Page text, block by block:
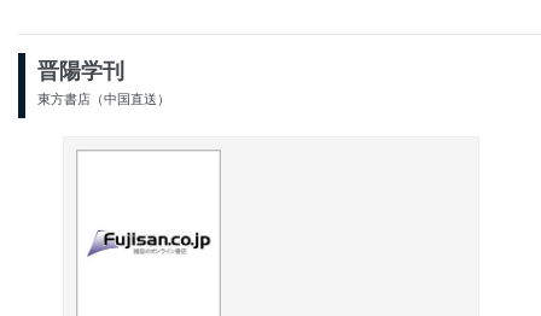
晋陽学刊
東方書店（中国直送）